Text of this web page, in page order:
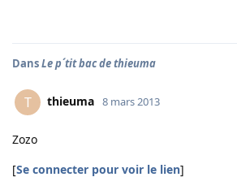
DansLe p´tit bac de thieuma
T thieuma 8 mars 2013
Zozo
[Se connecter pour voir le lien]